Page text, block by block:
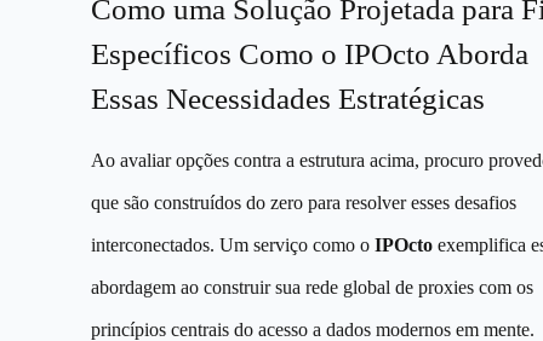
Como uma Solução Projetada para
Específicos Como o IPOcto Aborda
Essas Necessidades Estratégicas
Ao avaliar opções contra a estrutura acima, procuro
que são construídos do zero para resolver esses desafios
interconectados. Um serviço como o IPOcto exemplifica
abordagem ao construir sua rede global de proxies com os
princípios centrais do acesso a dados modernos em mente.